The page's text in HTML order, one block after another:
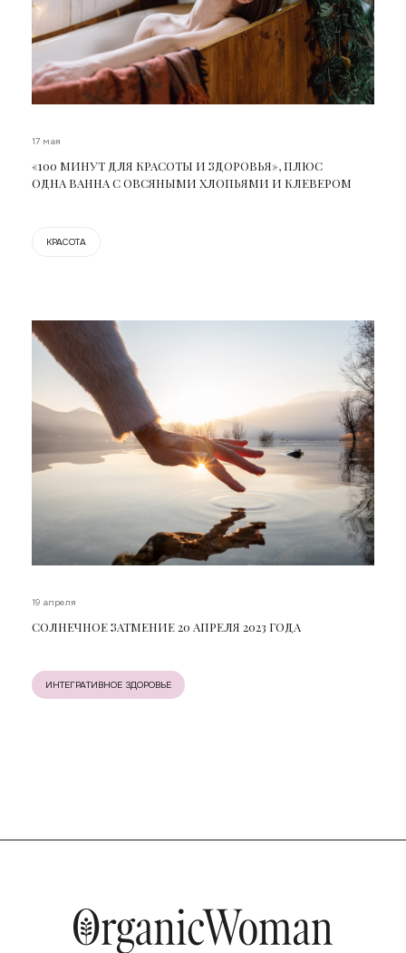
17 мая
«100 МИНУТ ДЛЯ КРАСОТЫ И ЗДОРОВЬЯ», ПЛЮС
ОДНА ВАННА С ОВСЯНЫМИ ХЛОПЬЯМИ И КЛЕВЕРОМ
КРАСОТА
19 апреля
СОЛНЕЧНОЕ ЗАТМЕНИЕ 20 АПРЕЛЯ 2023 ГОДА
ИНТЕГРАТИВНОЕ ЗДОРОВЬЕ